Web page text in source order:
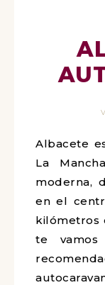
Albacete
La
moderna,
en el
kilómetros
te